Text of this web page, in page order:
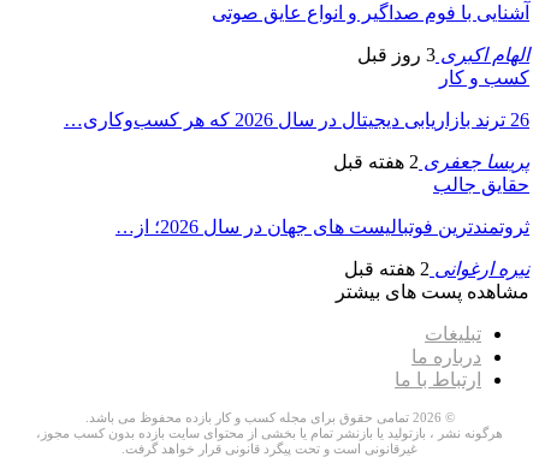
آشنایی با فوم صداگیر و انواع عایق صوتی
الهام اکبری 3 روز قبل
کسب و کار
26 ترند بازاریابی دیجیتال در سال 2026 که هر کسب‌وکاری…
پریسا جعفری 2 هفته قبل
حقایق جالب
ثروتمندترین فوتبالیست های جهان در سال 2026؛ از…
نیره ارغوانی 2 هفته قبل
مشاهده پست های بیشتر
تبلیغات
درباره ما
ارتباط با ما
© 2026 تمامی حقوق برای مجله کسب و کار بازده محفوظ می باشد.
هرگونه نشر ، بازتولید یا بازنشر تمام یا بخشی از محتوای سایت بازده بدون کسب مجوز،
غیرقانونی است و تحت پیگرد قانونی قرار خواهد گرفت.